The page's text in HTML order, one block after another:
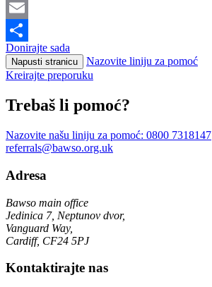
WhatsApp
Email
Share
Donirajte sada
Napusti stranicu
Nazovite liniju za pomoć
Kreirajte preporuku
Trebaš li pomoć?
Nazovite našu liniju za pomoć: 0800 7318147
referrals@bawso.org.uk
Adresa
Bawso main office
Jedinica 7, Neptunov dvor,
Vanguard Way,
Cardiff, CF24 5PJ
Kontaktirajte nas